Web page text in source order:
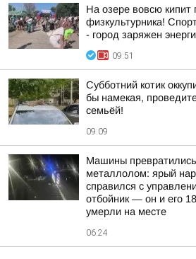
На озере вовсю кипит
физкультурника!
- город заряжен
09:51
Субботний котик
бы намекая,
семьёй!
09:09
Машины
металлолом: ярый
справился с
отбойник — он и его
умерли на месте
06:24